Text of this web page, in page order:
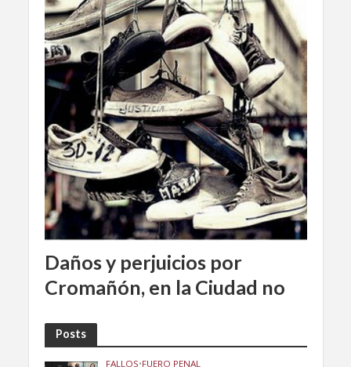
Daños y perjuicios por
Cromañón, en la Ciudad no
Posts
FALLOS•FUERO PENAL